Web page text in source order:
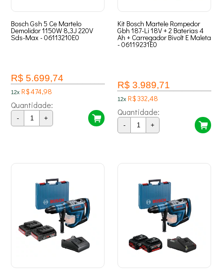
Bosch Gsh 5 Ce Martelo
Demolidor 1150W 8,3J 220V
Sds-Max - 06113210E0
R$ 5.699,74
12x R$ 474,98
Quantidade:
- +
Kit Bosch Martele Rompedor
Gbh 187-Li 18V + 2 Baterias 4
Ah + Carregador Bivolt E Maleta
- 06119231E0
R$ 3.989,71
12x R$ 332,48
Quantidade:
- +